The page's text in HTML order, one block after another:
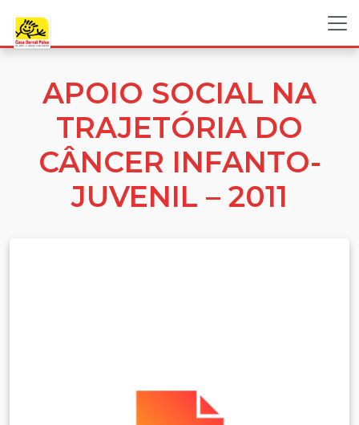
APOIO SOCIAL NA
TRAJETÓRIA DO
CÂNCER INFANTO-
JUVENIL – 2011